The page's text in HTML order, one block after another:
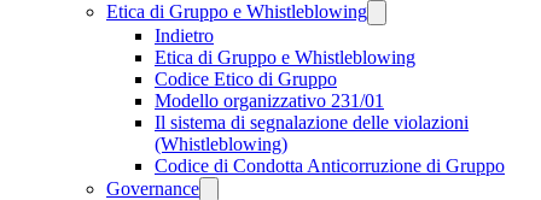
Etica di Gruppo e Whistleblowing
Indietro
Etica di Gruppo e Whistleblowing
Codice Etico di Gruppo
Modello organizzativo 231/01
Il sistema di segnalazione delle violazioni
(Whistleblowing)
Codice di Condotta Anticorruzione di Gruppo
Governance